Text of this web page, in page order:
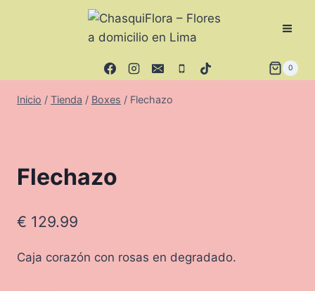
0
Inicio / Tienda / Boxes / Flechazo
Flechazo
€ 129.99
Caja corazón con rosas en degradado.